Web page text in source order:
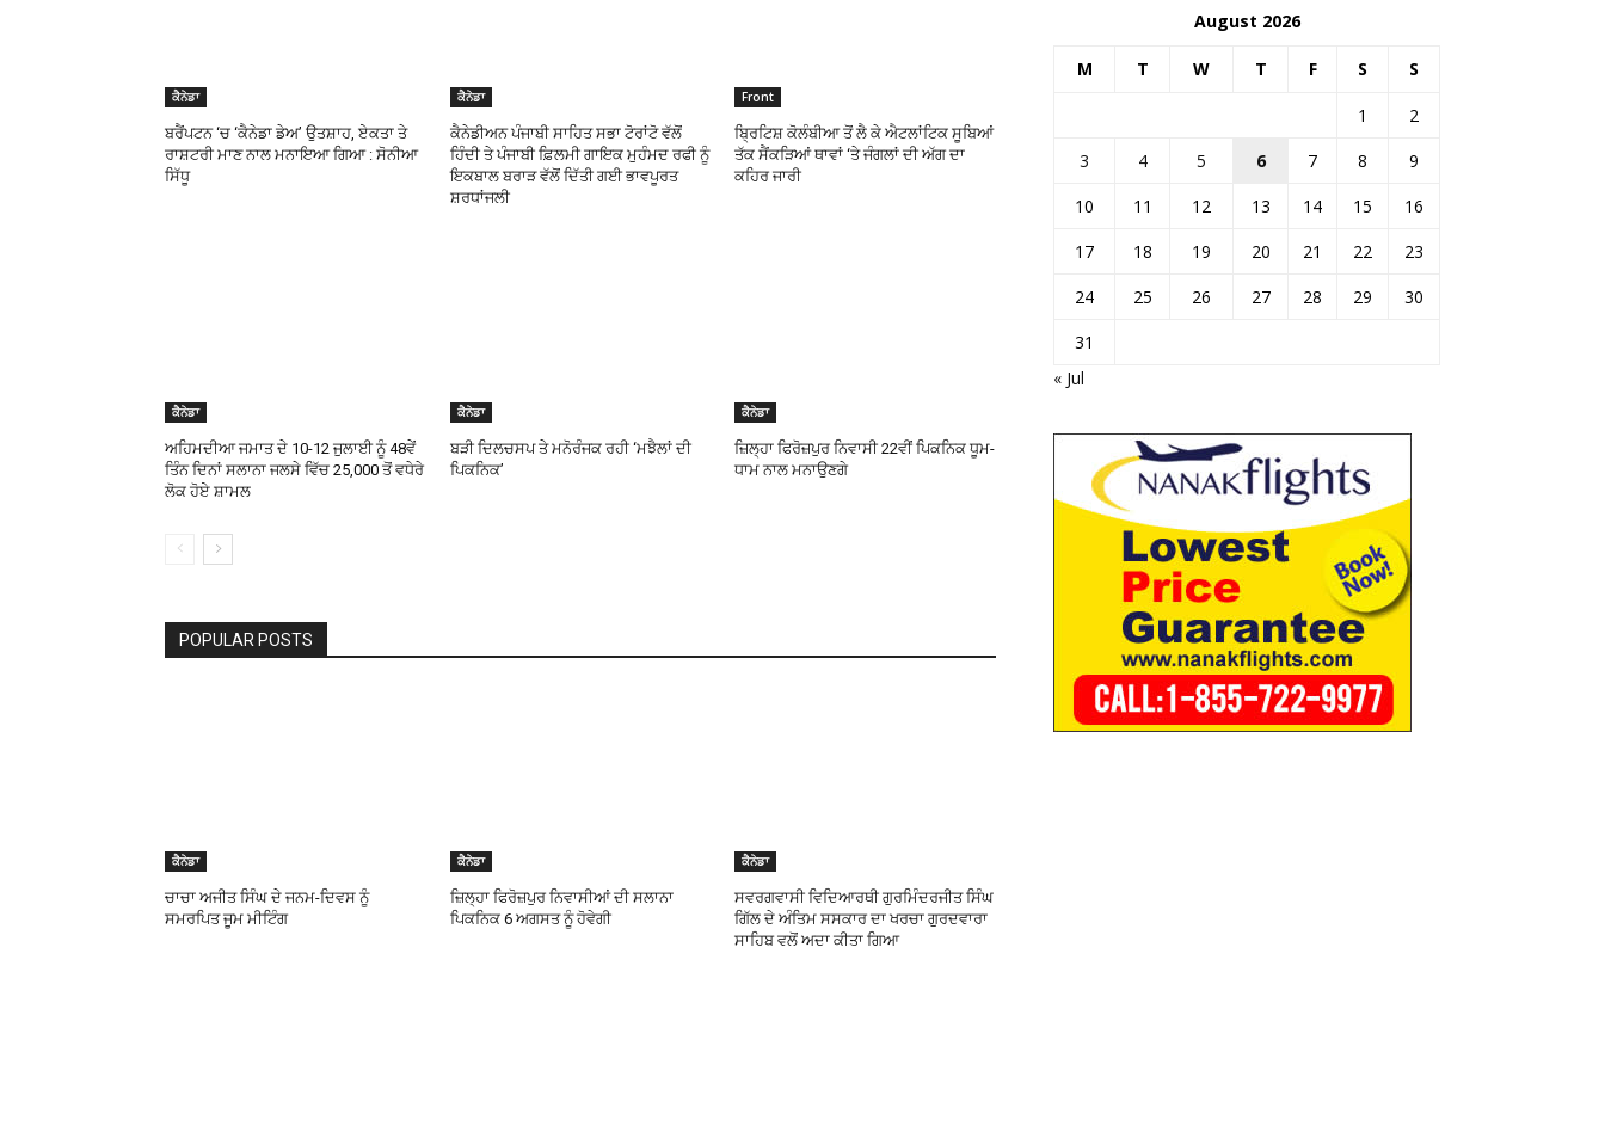
ਕੈਨੇਡਾ
ਬਰੈਂਪਟਨ ‘ਚ ‘ਕੈਨੇਡਾ ਡੇਅ’ ਉਤਸ਼ਾਹ, ਏਕਤਾ ਤੇ
ਰਾਸ਼ਟਰੀ ਮਾਣ ਨਾਲ ਮਨਾਇਆ ਗਿਆ : ਸੋਨੀਆ
ਸਿੱਧੂ
ਕੈਨੇਡਾ
ਕੈਨੇਡੀਅਨ ਪੰਜਾਬੀ ਸਾਹਿਤ ਸਭਾ ਟੋਰਾਂਟੋ ਵੱਲੋਂ
ਹਿੰਦੀ ਤੇ ਪੰਜਾਬੀ ਫ਼ਿਲਮੀ ਗਾਇਕ ਮੁਹੰਮਦ ਰਫੀ ਨੂੰ
ਇਕਬਾਲ ਬਰਾੜ ਵੱਲੋਂ ਦਿੱਤੀ ਗਈ ਭਾਵਪੂਰਤ
ਸ਼ਰਧਾਂਜਲੀ
Front
ਬ੍ਰਿਟਿਸ਼ ਕੋਲੰਬੀਆ ਤੋਂ ਲੈ ਕੇ ਐਟਲਾਂਟਿਕ ਸੂਬਿਆਂ
ਤੱਕ ਸੈਂਕੜਿਆਂ ਥਾਵਾਂ ‘ਤੇ ਜੰਗਲਾਂ ਦੀ ਅੱਗ ਦਾ
ਕਹਿਰ ਜਾਰੀ
ਕੈਨੇਡਾ
ਅਹਿਮਦੀਆ ਜਮਾਤ ਦੇ 10-12 ਜੁਲਾਈ ਨੂੰ 48ਵੇਂ
ਤਿੰਨ ਦਿਨਾਂ ਸਲਾਨਾ ਜਲਸੇ ਵਿੱਚ 25,000 ਤੋਂ ਵਧੇਰੇ
ਲੋਕ ਹੋਏ ਸ਼ਾਮਲ
ਕੈਨੇਡਾ
ਬੜੀ ਦਿਲਚਸਪ ਤੇ ਮਨੋਰੰਜਕ ਰਹੀ ‘ਮਝੈਲਾਂ ਦੀ
ਪਿਕਨਿਕ’
ਕੈਨੇਡਾ
ਜ਼ਿਲ੍ਹਾ ਫਿਰੋਜ਼ਪੁਰ ਨਿਵਾਸੀ 22ਵੀਂ ਪਿਕਨਿਕ ਧੂਮ-
ਧਾਮ ਨਾਲ ਮਨਾਉਣਗੇ
POPULAR POSTS
ਕੈਨੇਡਾ
ਚਾਚਾ ਅਜੀਤ ਸਿੰਘ ਦੇ ਜਨਮ-ਦਿਵਸ ਨੂੰ
ਸਮਰਪਿਤ ਜੂਮ ਮੀਟਿੰਗ
ਕੈਨੇਡਾ
ਜ਼ਿਲ੍ਹਾ ਫਿਰੋਜ਼ਪੁਰ ਨਿਵਾਸੀਆਂ ਦੀ ਸਲਾਨਾ
ਪਿਕਨਿਕ 6 ਅਗਸਤ ਨੂੰ ਹੋਵੇਗੀ
ਕੈਨੇਡਾ
ਸਵਰਗਵਾਸੀ ਵਿਦਿਆਰਥੀ ਗੁਰਮਿੰਦਰਜੀਤ ਸਿੰਘ
ਗਿੱਲ ਦੇ ਅੰਤਿਮ ਸਸਕਾਰ ਦਾ ਖਰਚਾ ਗੁਰਦਵਾਰਾ
ਸਾਹਿਬ ਵਲੋਂ ਅਦਾ ਕੀਤਾ ਗਿਆ
August 2026
M T W T F S S
1
2
3
4 5 6 7 8
9
10
11 12 13 14 15
16
17
18 19 20 21 22
23
24
25 26 27 28 29
30
31
« Jul